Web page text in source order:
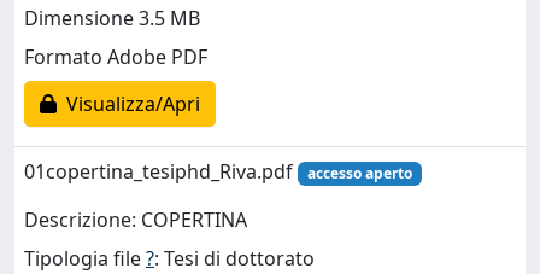
Dimensione 3.5 MB
Formato Adobe PDF
Visualizza/Apri
01copertina_tesiphd_Riva.pdf accesso aperto
Descrizione: COPERTINA
Tipologia file?: Tesi di dottorato